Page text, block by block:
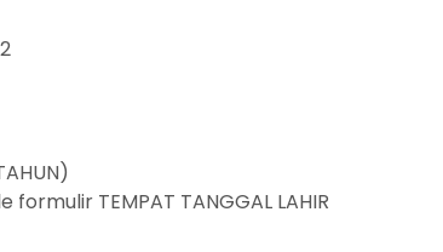
TEMPAT TANGGAL LAHIR